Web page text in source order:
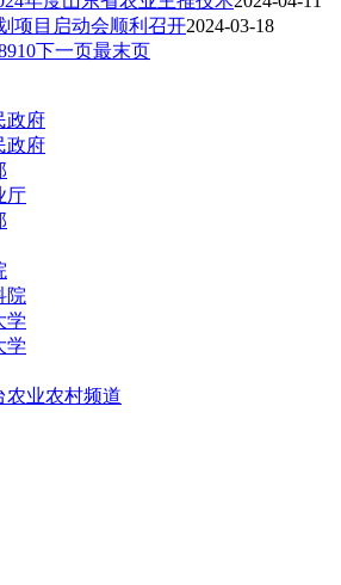
项目启动会顺利召开2024-03-18
910下一页最末页
政府
政府
厅
院
学
学
农业农村频道